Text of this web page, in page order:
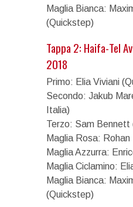
Maglia Bianca:
(Quickstep)
Tappa 2: Haifa-Tel
2018
Primo: Elia Viviani
Secondo: Jakub
Italia)
Terzo: Sam Bennett
Maglia Rosa: Rohan
Maglia Azzurra:
Maglia Ciclamino:
Maglia Bianca:
(Quickstep)